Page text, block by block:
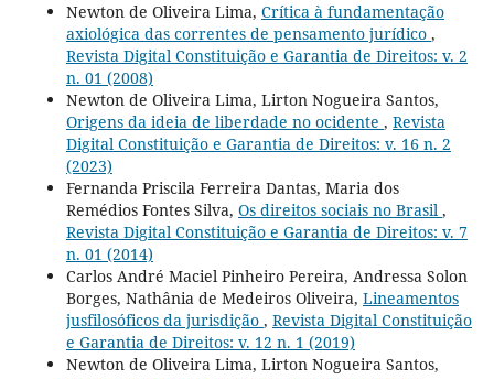
Newton de Oliveira Lima, Crítica à fundamentação
axiológica das correntes de pensamento jurídico ,
Revista Digital Constituição e Garantia de Direitos: v. 2
n. 01 (2008)
Newton de Oliveira Lima, Lirton Nogueira Santos,
Origens da ideia de liberdade no ocidente , Revista
Digital Constituição e Garantia de Direitos: v. 16 n. 2
(2023)
Fernanda Priscila Ferreira Dantas, Maria dos
Remédios Fontes Silva, Os direitos sociais no Brasil ,
Revista Digital Constituição e Garantia de Direitos: v. 7
n. 01 (2014)
Carlos André Maciel Pinheiro Pereira, Andressa Solon
Borges, Nathânia de Medeiros Oliveira, Lineamentos
jusfilosóficos da jurisdição , Revista Digital Constituição
e Garantia de Direitos: v. 12 n. 1 (2019)
Newton de Oliveira Lima, Lirton Nogueira Santos,